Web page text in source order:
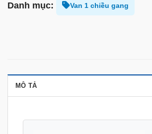
Danh mục: Van 1 chiều gang
MÔ TẢ